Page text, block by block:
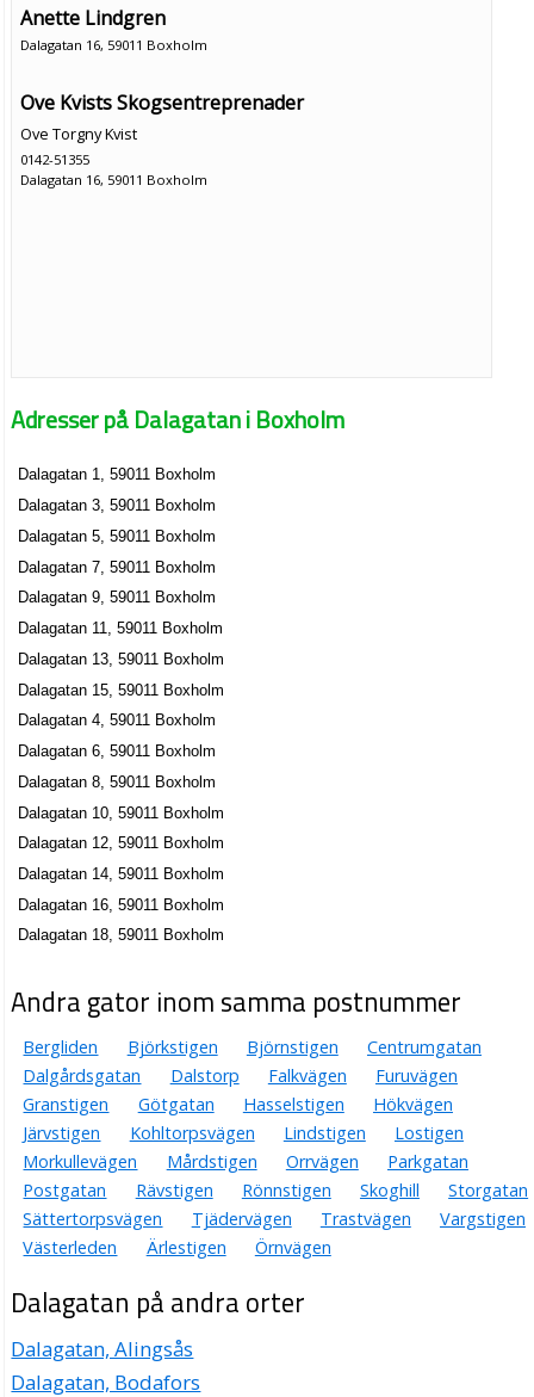
Anette Lindgren
Dalagatan 16, 59011 Boxholm
Ove Kvists Skogsentreprenader
Ove Torgny Kvist
0142-51355
Dalagatan 16, 59011 Boxholm
Adresser på Dalagatan i Boxholm
Dalagatan 1, 59011 Boxholm
Dalagatan 3, 59011 Boxholm
Dalagatan 5, 59011 Boxholm
Dalagatan 7, 59011 Boxholm
Dalagatan 9, 59011 Boxholm
Dalagatan 11, 59011 Boxholm
Dalagatan 13, 59011 Boxholm
Dalagatan 15, 59011 Boxholm
Dalagatan 4, 59011 Boxholm
Dalagatan 6, 59011 Boxholm
Dalagatan 8, 59011 Boxholm
Dalagatan 10, 59011 Boxholm
Dalagatan 12, 59011 Boxholm
Dalagatan 14, 59011 Boxholm
Dalagatan 16, 59011 Boxholm
Dalagatan 18, 59011 Boxholm
Andra gator inom samma postnummer
Bergliden Björkstigen Björnstigen
Centrumgatan
Dalgårdsgatan
Dalstorp Falkvägen
Furuvägen
Granstigen
Götgatan Hasselstigen
Hökvägen
Järvstigen
Kohltorpsvägen Lindstigen
Lostigen
Morkullevägen
Mårdstigen Orrvägen
Parkgatan
Postgatan
Rävstigen Rönnstigen Skoghill
Storgatan
Sättertorpsvägen
Tjädervägen Trastvägen
Vargstigen
Västerleden
Ärlestigen Örnvägen
Dalagatan på andra orter
Dalagatan, Alingsås
Dalagatan, Bodafors